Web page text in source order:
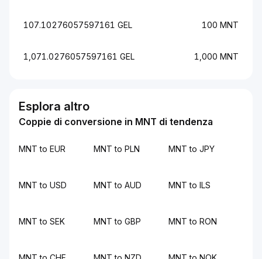
107.10276057597161 GEL 100 MNT
1,071.0276057597161 GEL 1,000 MNT
Esplora altro
Coppie di conversione in MNT di tendenza
MNT to EUR MNT to PLN MNT to JPY
MNT to USD MNT to AUD MNT to ILS
MNT to SEK MNT to GBP MNT to RON